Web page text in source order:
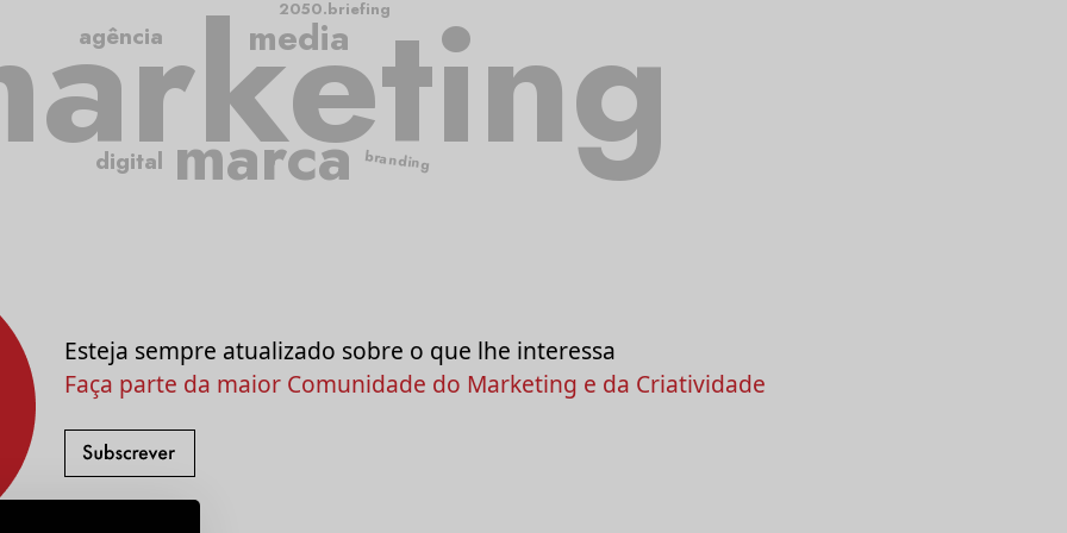
marca
media
agência
digital
2050.briefing
branding
Esteja sempre atualizado sobre o que lhe interessa
Faça parte da maior Comunidade do Marketing e da Criatividade